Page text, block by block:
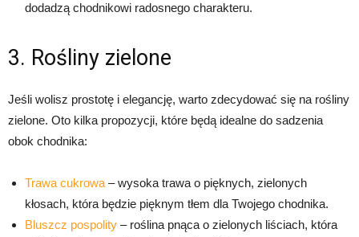
dodadzą chodnikowi radosnego charakteru.
3. Rośliny zielone
Jeśli wolisz prostotę i elegancję, warto zdecydować się na rośliny
zielone. Oto kilka propozycji, które będą idealne do sadzenia
obok chodnika:
Trawa cukrowa – wysoka trawa o pięknych, zielonych
kłosach, która będzie pięknym tłem dla Twojego chodnika.
Bluszcz pospolity – roślina pnąca o zielonych liściach, która